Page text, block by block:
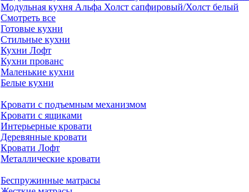
Модульная кухня Альфа Холст сапфировый/Холст белый
Смотреть все
Готовые кухни
Стильные кухни
Кухни Лофт
Кухни прованс
Маленькие кухни
Белые кухни
Кровати с подъемным механизмом
Кровати с ящиками
Интерьерные кровати
Деревянные кровати
Кровати Лофт
Металлические кровати
Беспружинные матрасы